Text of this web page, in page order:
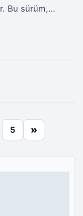
Bu sürüm,
Linux
5 »